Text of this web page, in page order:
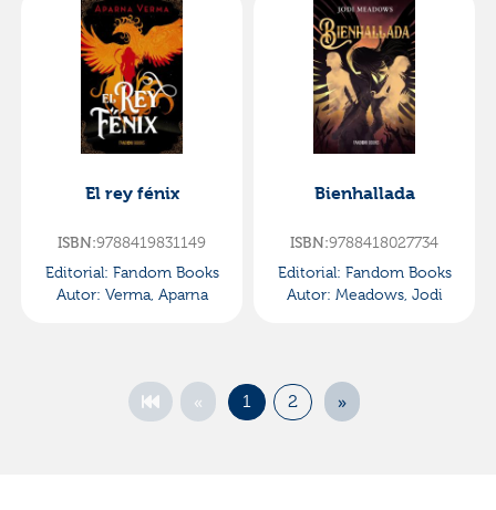
El rey fénix
ISBN:9788419831149
Editorial: Fandom Books
Autor: Verma, Aparna
Bienhallada
ISBN:9788418027734
Editorial: Fandom Books
Autor: Meadows, Jodi
« 1 2 »